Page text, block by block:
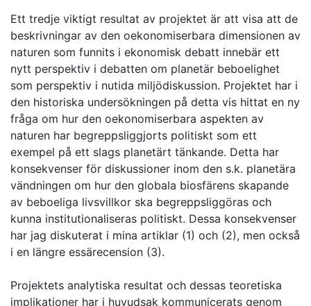
Ett tredje viktigt resultat av projektet är att visa att de
beskrivningar av den oekonomiserbara dimensionen av
naturen som funnits i ekonomisk debatt innebär ett
nytt perspektiv i debatten om planetär beboelighet
som perspektiv i nutida miljödiskussion. Projektet har i
den historiska undersökningen på detta vis hittat en ny
fråga om hur den oekonomiserbara aspekten av
naturen har begreppsliggjorts politiskt som ett
exempel på ett slags planetärt tänkande. Detta har
konsekvenser för diskussioner inom den s.k. planetära
vändningen om hur den globala biosfärens skapande
av beboeliga livsvillkor ska begreppsliggöras och
kunna institutionaliseras politiskt. Dessa konsekvenser
har jag diskuterat i mina artiklar (1) och (2), men också
i en längre essärecension (3).
Projektets analytiska resultat och dessas teoretiska
implikationer har i huvudsak kommunicerats genom